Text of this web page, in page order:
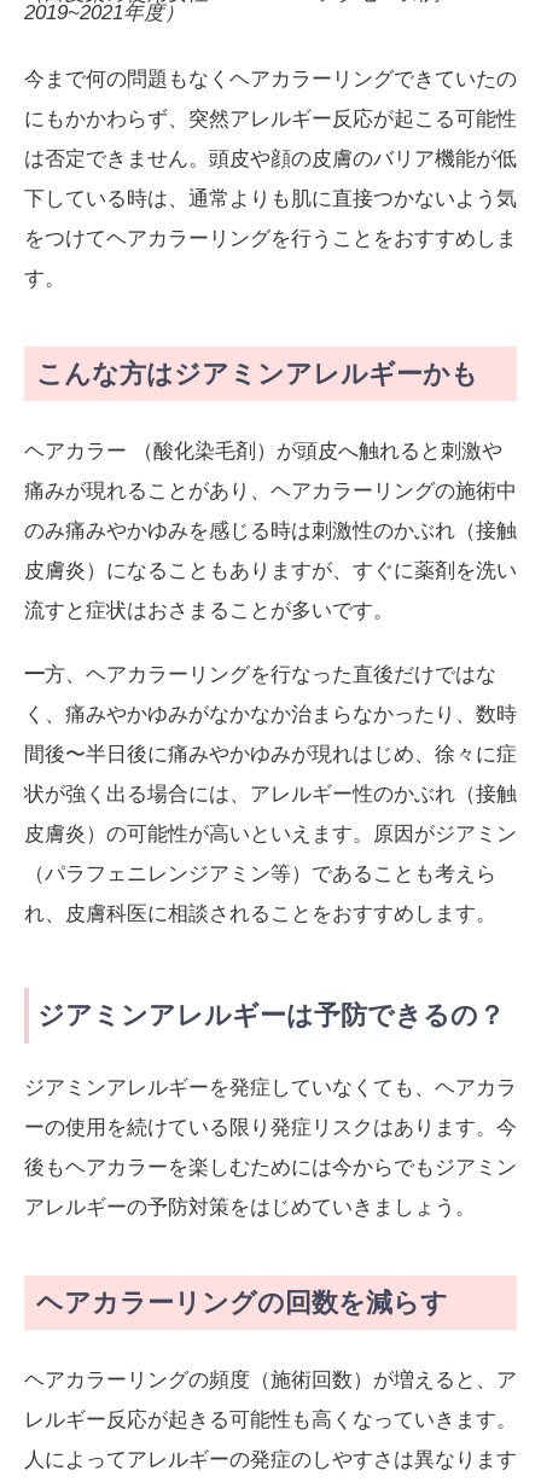
2019~2021年度）
今まで何の問題もなくヘアカラーリングできていたの
にもかかわらず、突然アレルギー反応が起こる可能性
は否定できません。頭皮や顔の皮膚のバリア機能が低
下している時は、通常よりも肌に直接つかないよう気
をつけてヘアカラーリングを行うことをおすすめしま
す。
こんな方はジアミンアレルギーかも
ヘアカラー （酸化染毛剤）が頭皮へ触れると刺激や
痛みが現れることがあり、ヘアカラーリングの施術中
のみ痛みやかゆみを感じる時は刺激性のかぶれ（接触
皮膚炎）になることもありますが、すぐに薬剤を洗い
流すと症状はおさまることが多いです。
一方、ヘアカラーリングを行なった直後だけではな
く、痛みやかゆみがなかなか治まらなかったり、数時
間後〜半日後に痛みやかゆみが現れはじめ、徐々に症
状が強く出る場合には、アレルギー性のかぶれ（接触
皮膚炎）の可能性が高いといえます。原因がジアミン
（パラフェニレンジアミン等）であることも考えら
れ、皮膚科医に相談されることをおすすめします。
ジアミンアレルギーは予防できるの？
ジアミンアレルギーを発症していなくても、ヘアカラ
ーの使用を続けている限り発症リスクはあります。今
後もヘアカラーを楽しむためには今からでもジアミン
アレルギーの予防対策をはじめていきましょう。
ヘアカラーリングの回数を減らす
ヘアカラーリングの頻度（施術回数）が増えると、ア
レルギー反応が起きる可能性も高くなっていきます。
人によってアレルギーの発症のしやすさは異なります